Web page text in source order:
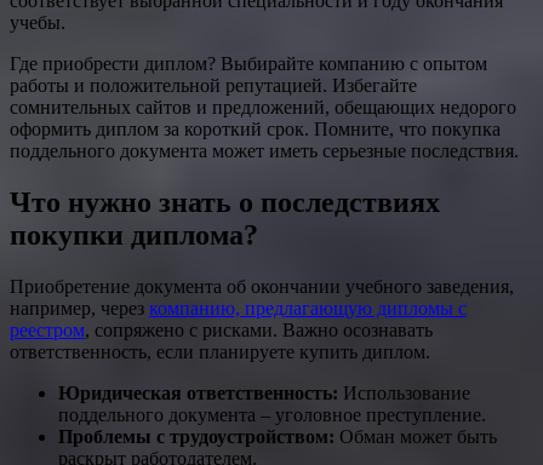
учебы.
Где приобрести диплом? Выбирайте компанию с опытом
работы и положительной репутацией. Избегайте
сомнительных сайтов и предложений, обещающих недорого
оформить диплом за короткий срок. Помните, что покупка
поддельного документа может иметь серьезные последствия.
Что нужно знать о последствиях
покупки диплома?
Приобретение документа об окончании учебного заведения,
например, через компанию, предлагающую дипломы с
реестром, сопряжено с рисками. Важно осознавать
ответственность, если планируете купить диплом.
Юридическая ответственность: Использование
поддельного документа – уголовное преступление.
Проблемы с трудоустройством: Обман может быть
раскрыт работодателем.